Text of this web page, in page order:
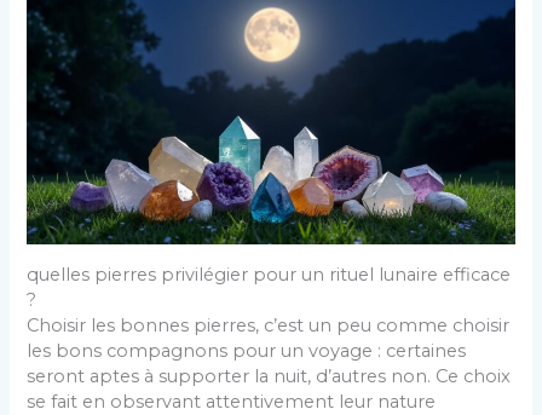
quelles pierres privilégier pour un rituel lunaire efficace
?
Choisir les bonnes pierres, c’est un peu comme choisir
les bons compagnons pour un voyage : certaines
seront aptes à supporter la nuit, d’autres non. Ce choix
se fait en observant attentivement leur nature